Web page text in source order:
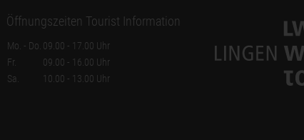
Öffnungszeiten Tourist Information
Mo. - Do. 09.00 - 17.00 Uhr
Fr.
09.00 - 16.00 Uhr
Sa.
10.00 - 13.00 Uhr